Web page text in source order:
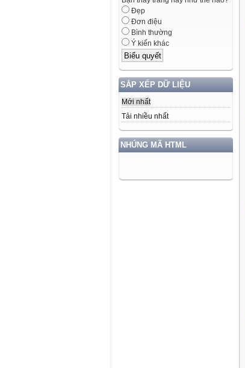
Đẹp
Đơn điệu
Bình thường
Ý kiến khác
SẮP XẾP DỮ LIỆU
Mới nhất
Tải nhiều nhất
NHÚNG MÃ HTML